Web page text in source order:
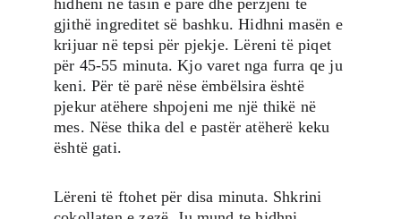
hidheni në tasin e parë dhe përzjeni të
gjithë ingreditet së bashku. Hidhni masën e
krijuar në tepsi për pjekje. Lëreni të piqet
për 45-55 minuta. Kjo varet nga furra qe ju
keni. Për të parë nëse ëmbëlsira është
pjekur atëhere shpojeni me një thikë në
mes. Nëse thika del e pastër atëherë keku
është gati.
Lëreni të ftohet për disa minuta. Shkrini